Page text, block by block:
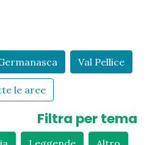
Val Pellice
le aree
Filtra per tema